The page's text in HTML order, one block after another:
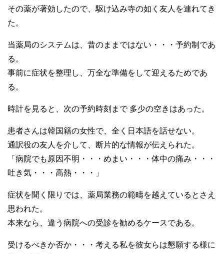
その薬が著効したので、駆け込み寺の如く友人を連れてき
た。
当薬局のシステムは、昔のままではない・・・予約制であ
る。
事前に症状を整理し、万全な準備をして迎えるためであ
る。
時計を見ると、次の予約時刻まで 多少の空きはあった。
患者さんは韓国籍の女性で、全く日本語を話せない。
通訳役の友人を介して、断片的な情報が伝えられた。
「病院でも原因不明・・・めまい・・・体中の痛み・・・
吐き気・・・高熱・・・」
症状を聞く限りでは、薬局業務の範疇を越えているとさえ
思われた。
本来なら、違う病院への受診を勧めるケースである。
受けるべきか否か・・・考える私を彼女らは懇願する様に